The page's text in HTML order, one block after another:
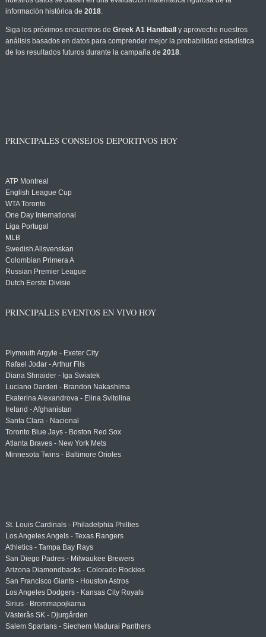
información histórica de 2018.
Siga los próximos encuentros de Greek A1 Handball
y aproveche nuestros
análisis basados en datos para comprender mejor la probabilidad estadística
de los resultados futuros durante la campaña de 2018.
PRINCIPALES CONSEJOS DEPORTIVOS HOY
ATP Montreal
English League Cup
WTA Toronto
One Day International
Liga Portugal
MLB
Swedish Allsvenskan
Colombian Primera A
Russian Premier League
Dutch Eerste Divisie
PRINCIPALES EVENTOS EN VIVO HOY
Plymouth Argyle - Exeter City
Rafael Jodar - Arthur Fils
Diana Shnaider - Iga Swiatek
Luciano Darderi - Brandon Nakashima
Ekaterina Alexandrova - Elina Svitolina
Ireland - Afghanistan
Santa Clara - Nacional
Toronto Blue Jays - Boston Red Sox
Atlanta Braves - New York Mets
Minnesota Twins - Baltimore Orioles
St. Louis Cardinals - Philadelphia Phillies
Los Angeles Angels - Texas Rangers
Athletics - Tampa Bay Rays
San Diego Padres - Milwaukee Brewers
Arizona Diamondbacks - Colorado Rockies
San Francisco Giants - Houston Astros
Los Angeles Dodgers - Kansas City Royals
Sirius - Brommapojkarna
Västerås SK - Djurgården
Salem Spartans - Siechem Madurai Panthers